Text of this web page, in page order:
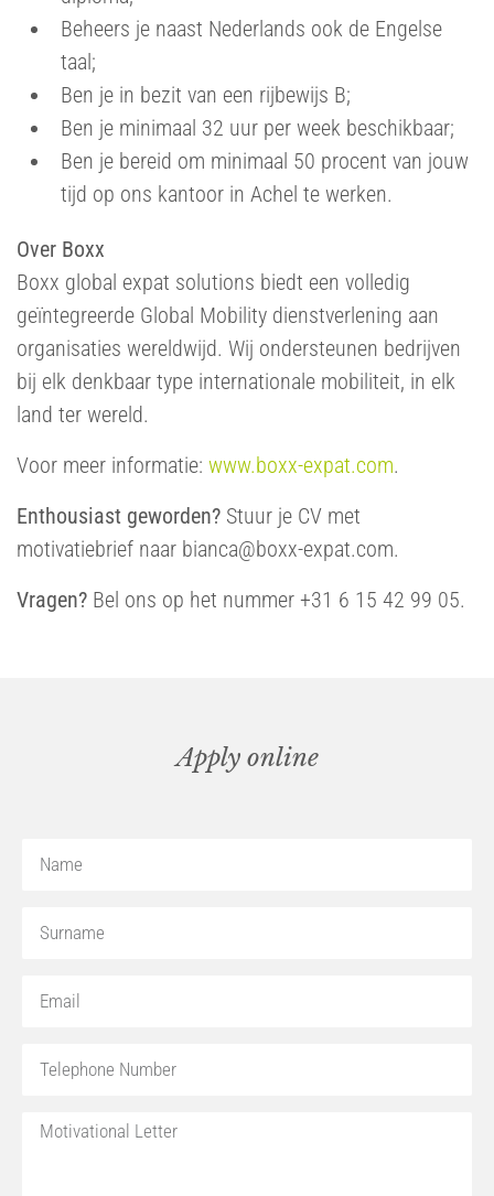
Beheers je naast Nederlands ook de Engelse
taal;
Ben je in bezit van een rijbewijs B;
Ben je minimaal 32 uur per week beschikbaar;
Ben je bereid om minimaal 50 procent van jouw
tijd op ons kantoor in Achel te werken.
Over Boxx
Boxx global expat solutions biedt een volledig
geïntegreerde Global Mobility dienstverlening aan
organisaties wereldwijd. Wij ondersteunen bedrijven
bij elk denkbaar type internationale mobiliteit, in elk
land ter wereld.
Voor meer informatie: www.boxx-expat.com.
Enthousiast geworden? Stuur je CV met
motivatiebrief naar bianca@boxx-expat.com.
Vragen? Bel ons op het nummer +31 6 15 42 99 05.
Apply online